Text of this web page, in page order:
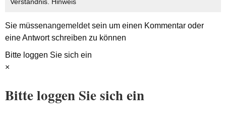
Sie müssenangemeldetsein um einen Kommentar oder
eine Antwort schreiben zu können
Bitte loggen Sie sich ein
×
Bitte loggen Sie sich ein